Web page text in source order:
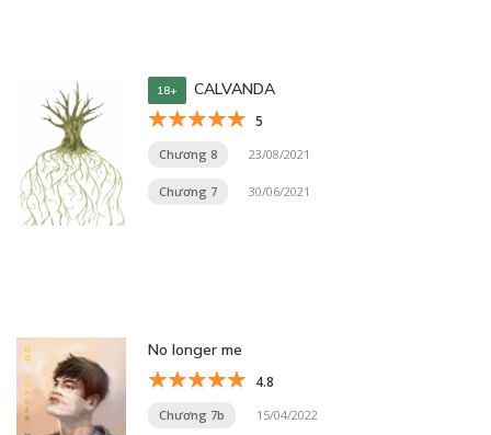
18+ CALVANDA
5
Chương 8 23/08/2021
Chương 7 30/06/2021
No longer me
4.8
Chương 7b 15/04/2022